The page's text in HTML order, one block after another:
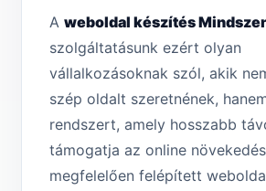
A weboldal készítés
szolgáltatásunk ezért olyan
vállalkozásoknak szól, akik
szép oldalt szeretnének,
rendszert, amely hosszabb
támogatja az online
megfelelően felépített